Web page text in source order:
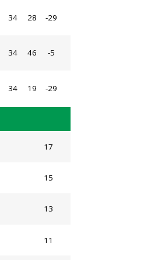
34 28 -29
34 46 -5
34 19 -29
17
15
13
11